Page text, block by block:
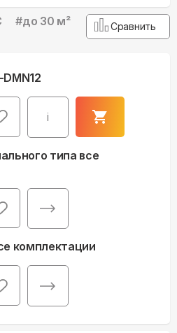
#до 30 м² Сравнить
i
типа все
комплектации